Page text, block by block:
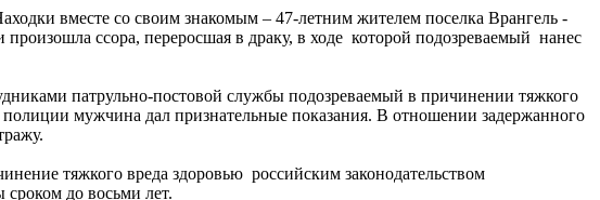
вместе со своим знакомым – 47-летним жителем поселка Врангель -
ссора, переросшая в драку, в ходе которой подозреваемый нанес
патрульно-постовой службы подозреваемый в причинении тяжкого
мужчина дал признательные показания. В отношении задержанного
тяжкого вреда здоровью российским законодательством
до восьми лет.